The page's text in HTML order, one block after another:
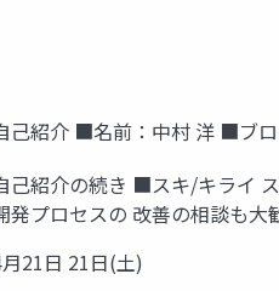
己紹介 ■名前：中村 洋 ■ブ
己紹介の続き ■スキ/キライ
発プロセスの 改善の相談も大
21日 21日(土)